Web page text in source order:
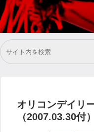
オリコンデイリ
（2007.03.30付）